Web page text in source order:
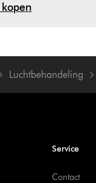
Luchtbehandeling
Service
Contact